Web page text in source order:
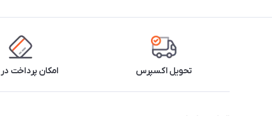
تحویل اکسپرس امکان پرداخت